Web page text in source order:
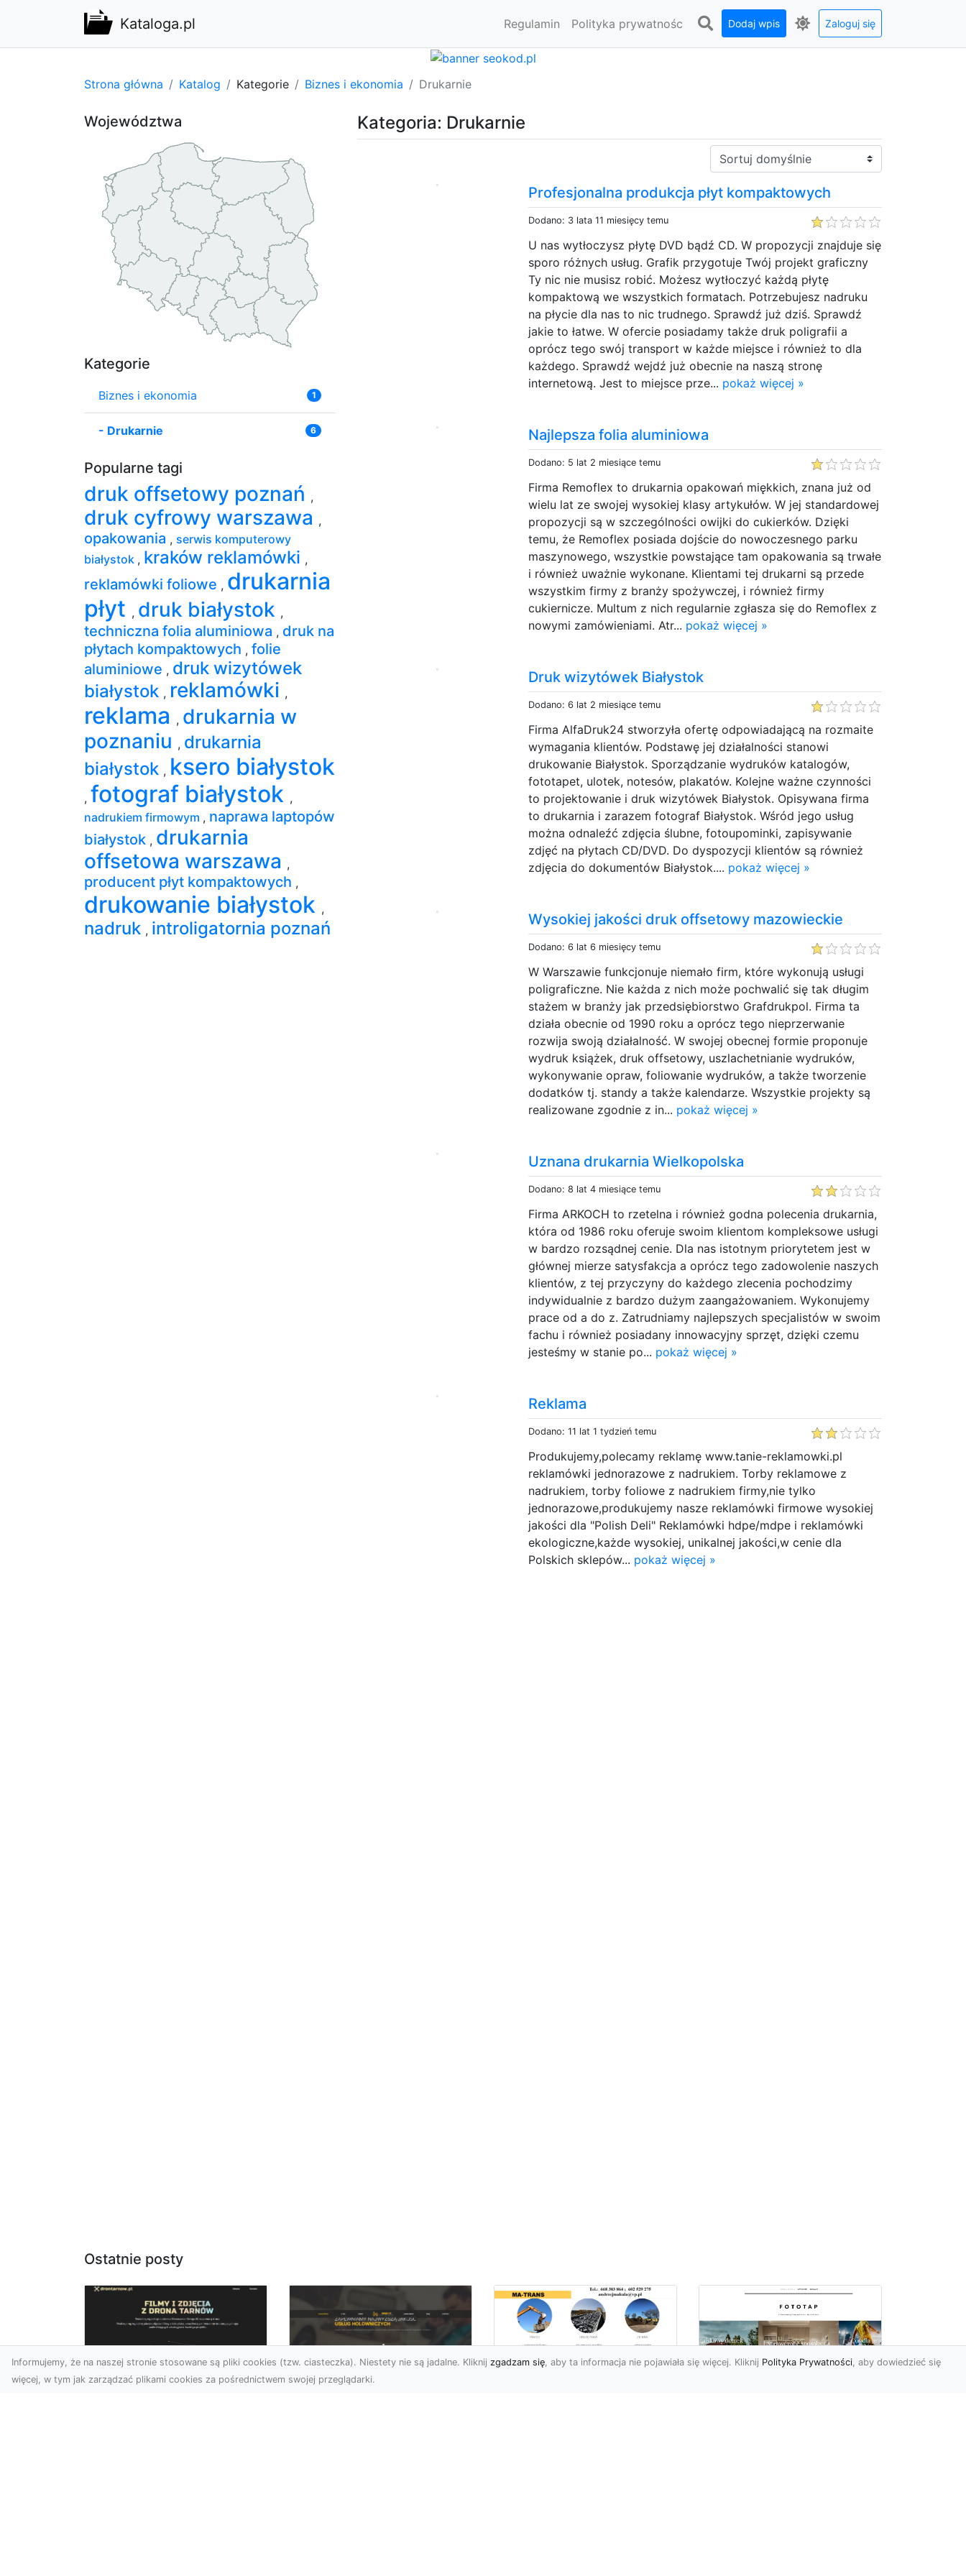
Kataloga.pl Regulamin Polityka prywatnośc Dodaj wpis Zaloguj się
Strona główna Katalog Kategorie Biznes i ekonomia Drukarnie
Kategoria: Drukarnie
Sortuj:
Profesjonalna produkcja płyt kompaktowych
Dodano: 3 lata 11 miesięcy temu
U nas wytłoczysz płytę DVD bądź CD. W propozycji znajduje się
sporo różnych usług. Grafik przygotuje Twój projekt graficzny
Ty nic nie musisz robić. Możesz wytłoczyć każdą płytę
kompaktową we wszystkich formatach. Potrzebujesz nadruku
na płycie dla nas to nic trudnego. Sprawdź już dziś. Sprawdź
jakie to łatwe. W ofercie posiadamy także druk poligrafii a
oprócz tego swój transport w każde miejsce i również to dla
każdego. Sprawdź wejdź już obecnie na naszą stronę
internetową. Jest to miejsce prze... pokaż więcej »
Najlepsza folia aluminiowa
Dodano: 5 lat 2 miesiące temu
Firma Remoflex to drukarnia opakowań miękkich, znana już od
wielu lat ze swojej wysokiej klasy artykułów. W jej standardowej
propozycji są w szczególności owijki do cukierków. Dzięki
temu, że Remoflex posiada dojście do nowoczesnego parku
maszynowego, wszystkie powstające tam opakowania są trwałe
i również uważnie wykonane. Klientami tej drukarni są przede
wszystkim firmy z branży spożywczej, i również firmy
cukiernicze. Multum z nich regularnie zgłasza się do Remoflex z
nowymi zamówieniami. Atr... pokaż więcej »
Druk wizytówek Białystok
Dodano: 6 lat 2 miesiące temu
Firma AlfaDruk24 stworzyła ofertę odpowiadającą na rozmaite
wymagania klientów. Podstawę jej działalności stanowi
drukowanie Białystok. Sporządzanie wydruków katalogów,
fototapet, ulotek, notesów, plakatów. Kolejne ważne czynności
to projektowanie i druk wizytówek Białystok. Opisywana firma
to drukarnia i zarazem fotograf Białystok. Wśród jego usług
można odnaleźć zdjęcia ślubne, fotoupominki, zapisywanie
zdjęć na płytach CD/DVD. Do dyspozycji klientów są również
zdjęcia do dokumentów Białystok.... pokaż więcej »
Wysokiej jakości druk offsetowy mazowieckie
Dodano: 6 lat 6 miesięcy temu
W Warszawie funkcjonuje niemało firm, które wykonują usługi
poligraficzne. Nie każda z nich może pochwalić się tak długim
stażem w branży jak przedsiębiorstwo Grafdrukpol. Firma ta
działa obecnie od 1990 roku a oprócz tego nieprzerwanie
rozwija swoją działalność. W swojej obecnej formie proponuje
wydruk książek, druk offsetowy, uszlachetnianie wydruków,
wykonywanie opraw, foliowanie wydruków, a także tworzenie
dodatków tj. standy a także kalendarze. Wszystkie projekty są
realizowane zgodnie z in... pokaż więcej »
Uznana drukarnia Wielkopolska
Dodano: 8 lat 4 miesiące temu
Firma ARKOCH to rzetelna i również godna polecenia drukarnia,
która od 1986 roku oferuje swoim klientom kompleksowe usługi
w bardzo rozsądnej cenie. Dla nas istotnym priorytetem jest w
głównej mierze satysfakcja a oprócz tego zadowolenie naszych
klientów, z tej przyczyny do każdego zlecenia pochodzimy
indywidualnie z bardzo dużym zaangażowaniem. Wykonujemy
prace od a do z. Zatrudniamy najlepszych specjalistów w swoim
fachu i również posiadany innowacyjny sprzęt, dzięki czemu
jesteśmy w stanie po... pokaż więcej »
Reklama
Dodano: 11 lat 1 tydzień temu
Produkujemy,polecamy reklamę www.tanie-reklamowki.pl
reklamówki jednorazowe z nadrukiem. Torby reklamowe z
nadrukiem, torby foliowe z nadrukiem firmy,nie tylko
jednorazowe,produkujemy nasze reklamówki firmowe wysokiej
jakości dla "Polish Deli" Reklamówki hdpe/mdpe i reklamówki
ekologiczne,każde wysokiej, unikalnej jakości,w cenie dla
Polskich sklepów... pokaż więcej »
Województwa
Kategorie
Biznes i ekonomia 1
- Drukarnie 6
Popularne tagi
druk offsetowy poznań ,
druk cyfrowy warszawa ,
opakowania , serwis komputerowy
białystok , kraków reklamówki ,
reklamówki foliowe , drukarnia
płyt , druk białystok ,
techniczna folia aluminiowa , druk na
płytach kompaktowych , folie
aluminiowe , druk wizytówek
białystok , reklamówki ,
reklama , drukarnia w
poznaniu , drukarnia
białystok , ksero białystok
, fotograf białystok ,
nadrukiem firmowym , naprawa laptopów
białystok , drukarnia
offsetowa warszawa ,
producent płyt kompaktowych ,
drukowanie białystok ,
nadruk , introligatornia poznań
Ostatnie posty
Informujemy, że na naszej stronie stosowane są pliki cookies (tzw. ciasteczka). Niestety nie są jadalne. Kliknij zgadzam się, aby ta informacja nie pojawiała się więcej. Kliknij Polityka Prywatności, aby dowiedzieć się
więcej, w tym jak zarządzać plikami cookies za pośrednictwem swojej przeglądarki.